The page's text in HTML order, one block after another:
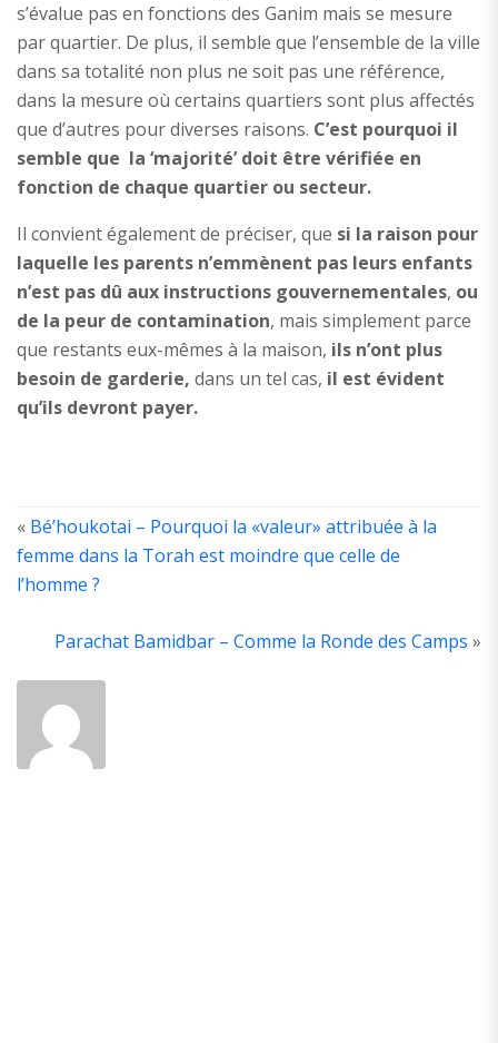
s’évalue pas en fonctions des Ganim mais se mesure
par quartier. De plus, il semble que l’ensemble de la ville
dans sa totalité non plus ne soit pas une référence,
dans la mesure où certains quartiers sont plus affectés
que d’autres pour diverses raisons. C’est pourquoi il
semble que la ‘majorité’ doit être vérifiée en
fonction de chaque quartier ou secteur.
Il convient également de préciser, que si la raison pour
laquelle les parents n’emmènent pas leurs enfants
n’est pas dû aux instructions gouvernementales, ou
de la peur de contamination, mais simplement parce
que restants eux-mêmes à la maison, ils n’ont plus
besoin de garderie, dans un tel cas, il est évident
qu’ils devront payer.
« Bé’houkotai – Pourquoi la «valeur» attribuée à la
femme dans la Torah est moindre que celle de
l’homme ?
Parachat Bamidbar – Comme la Ronde des Camps »